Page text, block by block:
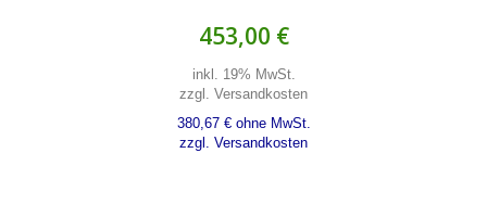
453,00 €
inkl. 19% MwSt.
zzgl. Versandkosten
380,67 € ohne MwSt.
zzgl. Versandkosten